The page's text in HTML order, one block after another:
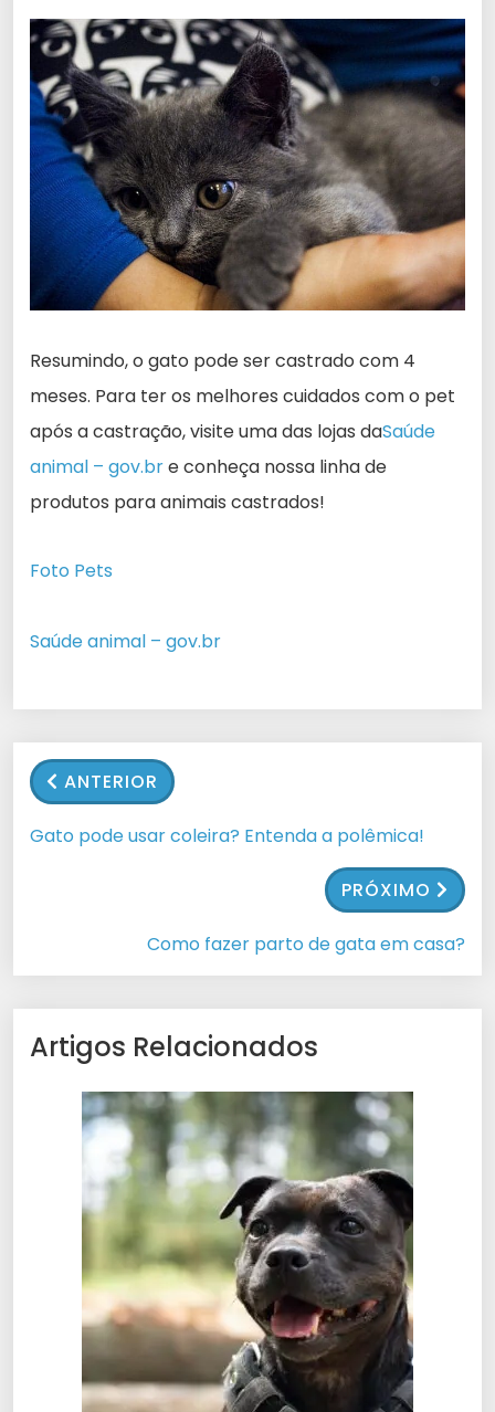
Resumindo, o gato pode ser castrado com 4
meses. Para ter os melhores cuidados com o pet
após a castração, visite uma das lojas daSaúde
animal – gov.bre conheça nossa linha de
produtos para animais castrados!
Foto Pets
Saúde animal – gov.br
ANTERIOR
Gato pode usar coleira? Entenda a polêmica!
PRÓXIMO
Como fazer parto de gata em casa?
Artigos Relacionados